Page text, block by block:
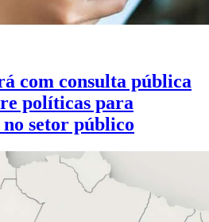
com consulta pública
políticas para
setor público